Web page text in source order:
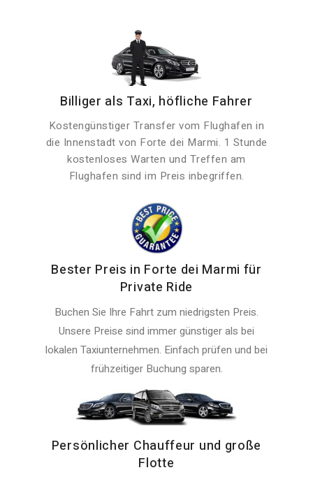
Billiger als Taxi, höfliche Fahrer
Kostengünstiger Transfer vom Flughafen in
die Innenstadt von Forte dei Marmi. 1 Stunde
kostenloses Warten und Treffen am
Flughafen sind im Preis inbegriffen.
Bester Preis in Forte dei Marmi für
Private Ride
Buchen Sie Ihre Fahrt zum niedrigsten Preis.
Unsere Preise sind immer günstiger als bei
lokalen Taxiunternehmen. Einfach prüfen und bei
frühzeitiger Buchung sparen.
Persönlicher Chauffeur und große
Flotte